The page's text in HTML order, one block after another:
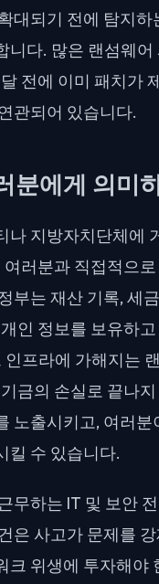
대되기 전에 탐지하
니다. 많은 랜섬웨어
전에 이미 패치가
관되어 있습니다.
분에게 의미
나 지방자치단체에
여러분과 직접적으
부는 재산 기록, 세
인 정보를 보유하
인프라에 가해지는
금의 손실로 끝나
노출시키고, 여러분
킬 수 있습니다.
무하는 IT 및 보안
은 사고가 문제를
크 위생에 투자해야